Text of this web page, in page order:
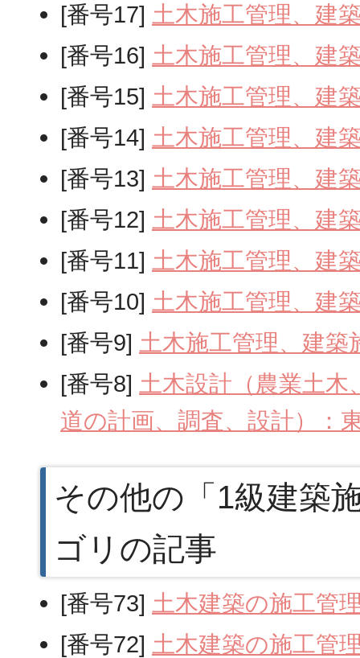
[番号17] 土木施工管理、建
[番号16] 土木施工管理、建
[番号15] 土木施工管理、建
[番号14] 土木施工管理、建
[番号13] 土木施工管理、建
[番号12] 土木施工管理、建
[番号11] 土木施工管理、建
[番号10] 土木施工管理、建
[番号9] 土木施工管理、建築
[番号8] 土木設計（農業土
道の計画、調査、設計）：
その他の「1級建築
ゴリの記事
[番号73] 土木建築の施工管
[番号72] 土木建築の施工管